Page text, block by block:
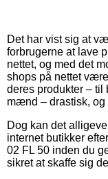
Det har vist sig at
forbrugerne at lave
nettet, og med det
shops på nettet
deres produkter – til
mænd – drastisk, og
Dog kan det
internet butikker
02 FL 50 inden du
sikret at skaffe sig